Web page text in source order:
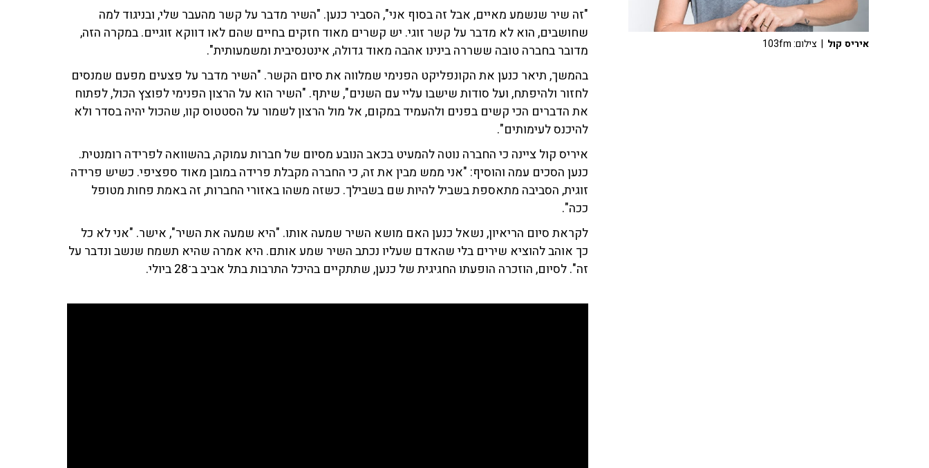
"זה שיר שנשמע מאיים, אבל זה בסוף אני", הסביר כנען. "השיר מדבר על קשר מהעבר שלי, ובניגוד למה
שחושבים, הוא לא מדבר על קשר זוגי. יש קשרים מאוד חזקים בחיים שהם לאו דווקא זוגיים. במקרה הזה,
מדובר בחברה טובה ששררה בינינו אהבה מאוד גדולה, אינטנסיבית ומשמעותית".
בהמשך, תיאר כנען את הקונפליקט הפנימי שמלווה את סיום הקשר. "השיר מדבר על פצעים מפעם שמנסים
לחזור ולהיפתח, ועל סודות שישבו עליי עם השנים", שיתף. "השיר הוא על הרצון הפנימי לפוצץ הכול, לפתוח
את הדברים הכי קשים בפנים ולהעמיד במקום, אל מול הרצון לשמור על הסטטוס קוו, שהכול יהיה בסדר ולא
להיכנס לעימותים".
איריס קול ציינה כי החברה נוטה להמעיט בכאב הנובע מסיום של חברות עמוקה, בהשוואה לפרידה רומנטית.
כנען הסכים עמה והוסיף: "אני ממש מבין את זה, כי החברה מקבלת פרידה במובן מאוד ספציפי. כשיש פרידה
זוגית, הסביבה מתאספת בשביל להיות שם בשבילך. כשזה משהו באזורי החברות, זה באמת פחות מטופל
ככה".
לקראת סיום הריאיון, נשאל כנען האם מושא השיר שמעה אותו. "היא שמעה את השיר", אישר. "אני לא כל
כך אוהב להוציא שירים בלי שהאדם שעליו נכתב השיר שמע אותם. היא אמרה שהיא תשמח שנשב ונדבר על
זה". לסיום, הוזכרה הופעתו החגיגית של כנען, שתתקיים בהיכל התרבות בתל אביב ב־28 ביולי.
איריס קול | צילום: 103fm